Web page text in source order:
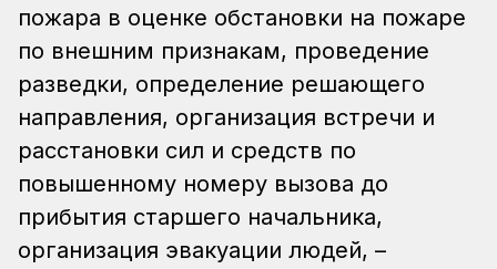
пожара в оценке обстановки на пожаре
по внешним признакам, проведение
разведки, определение решающего
направления, организация встречи и
расстановки сил и средств по
повышенному номеру вызова до
прибытия старшего начальника,
организация эвакуации людей, –